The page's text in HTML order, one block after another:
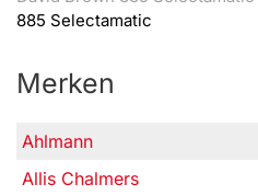
885 Selectamatic
Merken
Ahlmann
Allis Chalmers